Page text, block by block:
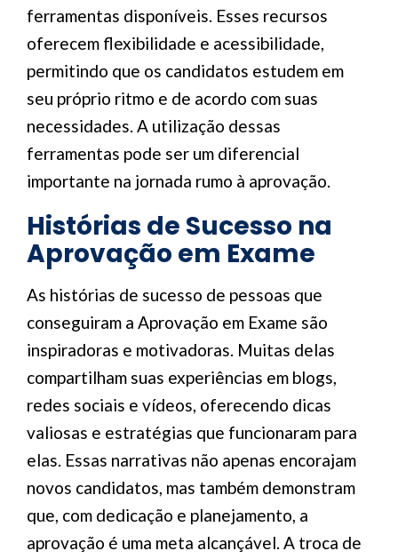
ferramentas disponíveis. Esses recursos
oferecem flexibilidade e acessibilidade,
permitindo que os candidatos estudem em
seu próprio ritmo e de acordo com suas
necessidades. A utilização dessas
ferramentas pode ser um diferencial
importante na jornada rumo à aprovação.
Histórias de Sucesso na
Aprovação em Exame
As histórias de sucesso de pessoas que
conseguiram a Aprovação em Exame são
inspiradoras e motivadoras. Muitas delas
compartilham suas experiências em blogs,
redes sociais e vídeos, oferecendo dicas
valiosas e estratégias que funcionaram para
elas. Essas narrativas não apenas encorajam
novos candidatos, mas também demonstram
que, com dedicação e planejamento, a
aprovação é uma meta alcançável. A troca de